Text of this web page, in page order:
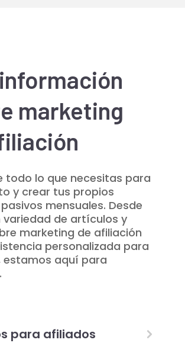
marketing
todo lo que necesitas para
y crear tus propios
mensuales. Desde
variedad de artículos y
marketing de afiliación
personalizada para
estamos aquí para
para afiliados